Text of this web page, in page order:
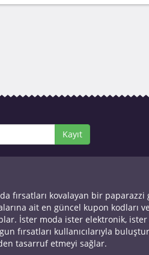
Kayıt
fırsatları kovalayan bir paparazzi
ait en güncel kupon kodları
İster moda ister elektronik,
fırsatları kullanıcılarıyla
tasarruf etmeyi sağlar.